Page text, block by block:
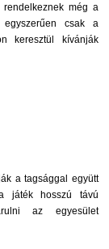
még a
egyszerűen csak a
keresztül kívánják
a tagsággal együtt
játék hosszú távú
az egyesület